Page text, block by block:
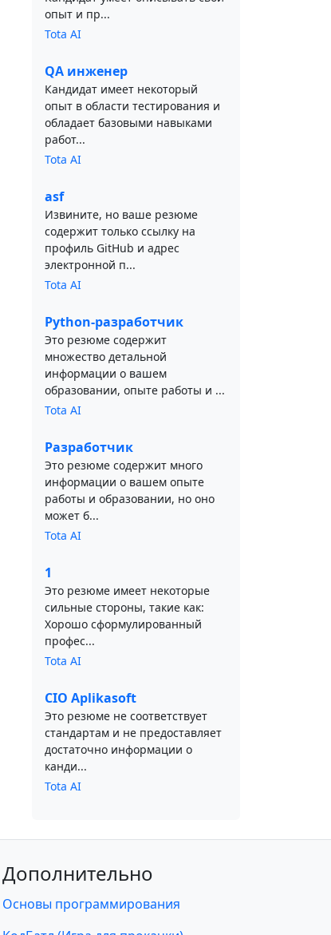
опыт и пр...
Tota AI
QA инженер
Кандидат имеет некоторый
опыт в области тестирования и
обладает базовыми навыками
работ...
Tota AI
asf
Извините, но ваше резюме
содержит только ссылку на
профиль GitHub и адрес
электронной п...
Tota AI
Python-разработчик
Это резюме содержит
множество детальной
информации о вашем
образовании, опыте работы и ...
Tota AI
Разработчик
Это резюме содержит много
информации о вашем опыте
работы и образовании, но оно
может б...
Tota AI
1
Это резюме имеет некоторые
сильные стороны, такие как:
Хорошо сформулированный
профес...
Tota AI
CIO Aplikasoft
Это резюме не соответствует
стандартам и не предоставляет
достаточно информации о
канди...
Tota AI
Дополнительно
Основы программирования